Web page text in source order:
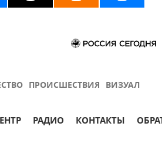
ПРОИСШЕСТВИЯ ВИЗУАЛ
РАДИО КОНТАКТЫ